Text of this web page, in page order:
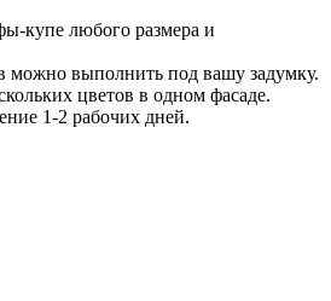
купе любого размера и
можно выполнить под вашу задумку.
цветов в одном фасаде.
1-2 рабочих дней.